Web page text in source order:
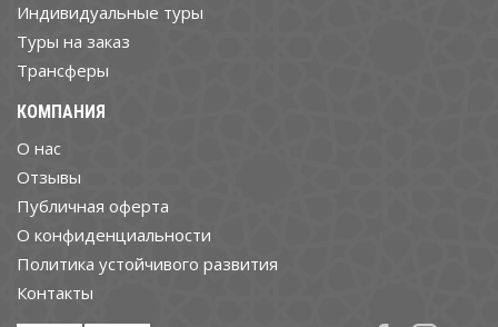
Индивидуальные туры
Туры на заказ
Трансферы
КОМПАНИЯ
О нас
Отзывы
Публичная оферта
О конфиденциальности
Политика устойчивого развития
Контакты